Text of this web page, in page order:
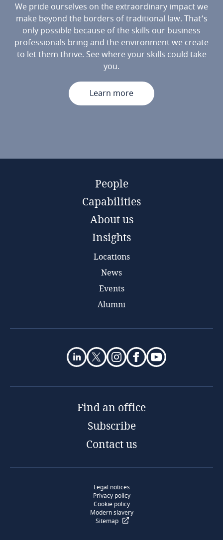
We pride ourselves on the extraordinary impact we
make beyond the borders of traditional law. That’s
only possible because of the skills our business
professionals bring and the environment we create
to let them thrive. See where your skills could take
you.
Learn more
People
Capabilities
About us
Insights
Locations
News
Events
Alumni
Find an office
Subscribe
Contact us
Legal notices
Privacy policy
Cookie policy
Modern slavery
Sitemap